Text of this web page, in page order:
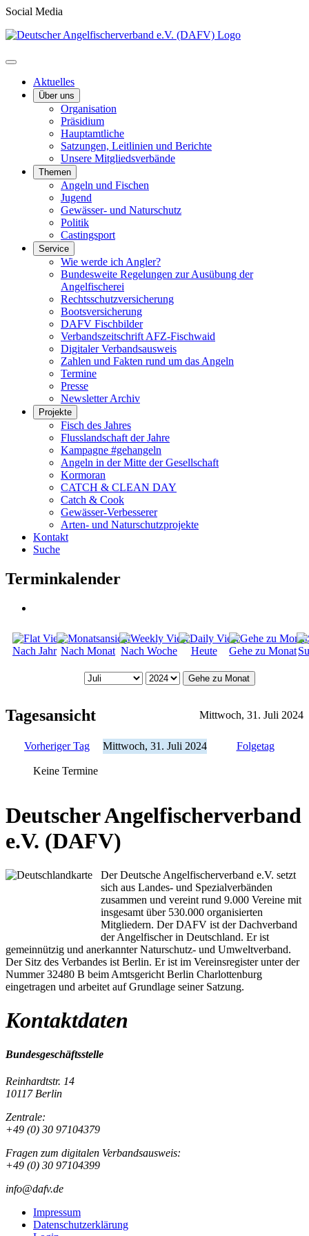
Social Media
Aktuelles
Über uns
Organisation
Präsidium
Hauptamtliche
Satzungen, Leitlinien und Berichte
Unsere Mitgliedsverbände
Themen
Angeln und Fischen
Jugend
Gewässer- und Naturschutz
Politik
Castingsport
Service
Wie werde ich Angler?
Bundesweite Regelungen zur Ausübung der
Angelfischerei
Rechtsschutzversicherung
Bootsversicherung
DAFV Fischbilder
Verbandszeitschrift AFZ-Fischwaid
Digitaler Verbandsausweis
Zahlen und Fakten rund um das Angeln
Termine
Presse
Newsletter Archiv
Projekte
Fisch des Jahres
Flusslandschaft der Jahre
Kampagne #gehangeln
Angeln in der Mitte der Gesellschaft
Kormoran
CATCH & CLEAN DAY
Catch & Cook
Gewässer-Verbesserer
Arten- und Naturschutzprojekte
Kontakt
Suche
Terminkalender
Nach Jahr Nach Monat Nach Woche Heute Gehe zu Monat
Gehe zu Monat
Tagesansicht Mittwoch, 31. Juli 2024
Vorheriger Tag Mittwoch, 31. Juli 2024 Folgetag
Keine Termine
Deutscher Angelfischerverband
e.V. (DAFV)
Der Deutsche Angelfischerverband e.V. setzt
sich aus Landes- und Spezialverbänden
zusammen und vereint rund 9.000 Vereine mit
insgesamt über 530.000 organisierten
Mitgliedern. Der DAFV ist der Dachverband
der Angelfischer in Deutschland. Er ist
gemeinnützig und anerkannter Naturschutz- und Umweltverband.
Der Sitz des Verbandes ist Berlin. Er ist im Vereinsregister unter der
Nummer 32480 B beim Amtsgericht Berlin Charlottenburg
eingetragen und arbeitet auf Grundlage seiner Satzung.
Kontaktdaten
Bundesgeschäftsstelle
Reinhardtstr. 14
10117 Berlin
Zentrale:
+49 (0) 30 97104379
Fragen zum digitalen Verbandsausweis:
+49 (0) 30 97104399
info@dafv.de
Impressum
Datenschutzerklärung